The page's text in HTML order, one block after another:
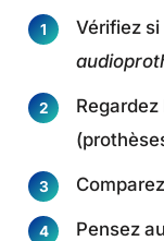
Vérifiez
Pensez